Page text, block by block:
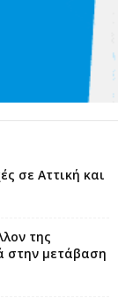
σε Αττική και
της
στην μετάβαση